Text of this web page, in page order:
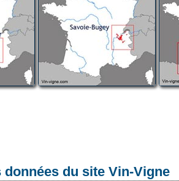
données du site Vin-Vigne